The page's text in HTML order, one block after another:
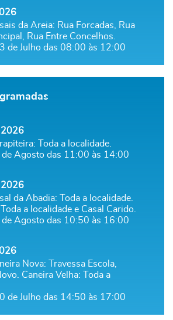
da Areia: Rua Forcadas, Rua
Rua Entre Concelhos.
de Julho das 08:00 às 12:00
2026
Toda a localidade.
de Agosto das 11:00 às 14:00
2026
da Abadia: Toda a localidade.
a localidade e Casal Carido.
de Agosto das 10:50 às 16:00
Nova: Travessa Escola,
Caneira Velha: Toda a
de Julho das 14:50 às 17:00